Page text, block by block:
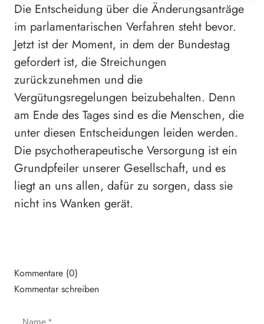
Die Entscheidung über die Änderungsanträge
im parlamentarischen Verfahren steht bevor.
Jetzt ist der Moment, in dem der Bundestag
gefordert ist, die Streichungen
zurückzunehmen und die
Vergütungsregelungen beizubehalten. Denn
am Ende des Tages sind es die Menschen, die
unter diesen Entscheidungen leiden werden.
Die psychotherapeutische Versorgung ist ein
Grundpfeiler unserer Gesellschaft, und es
liegt an uns allen, dafür zu sorgen, dass sie
nicht ins Wanken gerät.
Kommentare (0)
Kommentar schreiben